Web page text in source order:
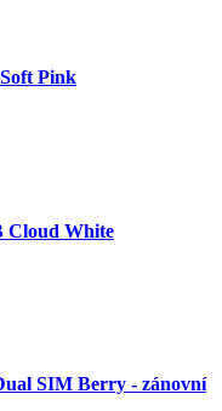
Pink
Cloud White
SIM Berry - zánovní